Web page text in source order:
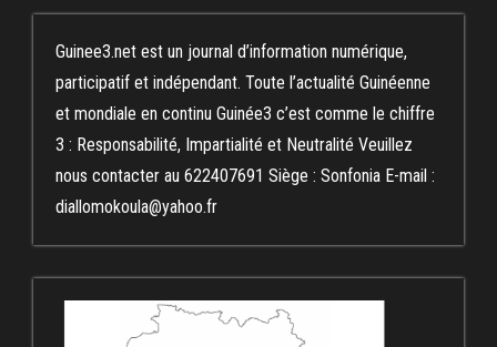
Guinee3.net est un journal d’information numérique,
participatif et indépendant. Toute l’actualité Guinéenne
et mondiale en continu Guinée3 c’est comme le chiffre
3 : Responsabilité, Impartialité et Neutralité Veuillez
nous contacter au 622407691 Siège : Sonfonia E-mail :
diallomokoula@yahoo.fr